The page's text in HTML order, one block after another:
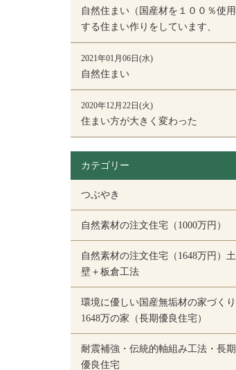
自然住まい（国産材を１００％使用
する住まい作りをしています、
2021年01月06日(水)
自然住まい
2020年12月22日(火)
住まい方が大きく変わった
カテゴリー
つぶやき
自然素材の注文住宅（1000万円）
自然素材の注文住宅（1648万円）土
壁＋板倉工法
環境に優しい国産無垢材の家づくり
1648万の家（長期優良住宅）
耐震補強・伝統的軸組み工法・長期
優良住宅